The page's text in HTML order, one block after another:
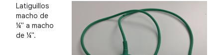
Latiguillos
macho de
¼" a macho
de ¼".